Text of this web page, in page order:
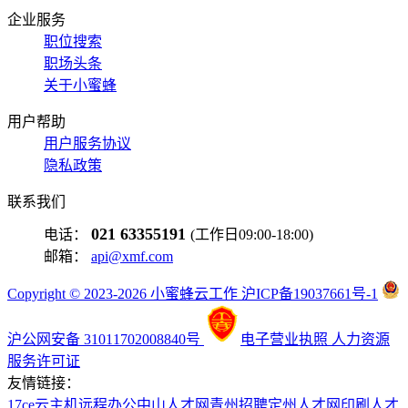
企业服务
职位搜索
职场头条
关于小蜜蜂
用户帮助
用户服务协议
隐私政策
联系我们
电话： 021 63355191 (工作日09:00-18:00)
邮箱： api@xmf.com
Copyright © 2023-2026 小蜜蜂云工作 沪ICP备19037661号-1
沪公网安备 31011702008840号 电子营业执照 人力资源
服务许可证
友情链接：